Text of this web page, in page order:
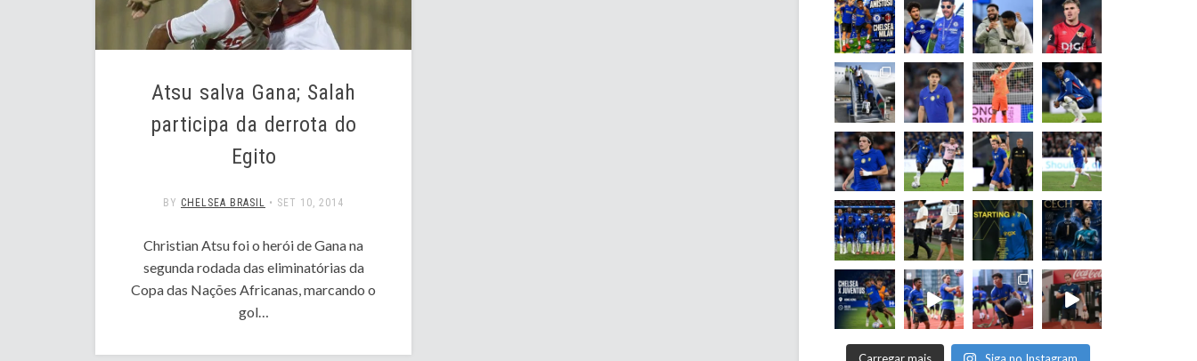
Atsu salva Gana; Salah
participa da derrota do
Egito
BY CHELSEA BRASIL • SET 10, 2014
Christian Atsu foi o herói de Gana na
segunda rodada das eliminatórias da
Copa das Nações Africanas, marcando o
gol…